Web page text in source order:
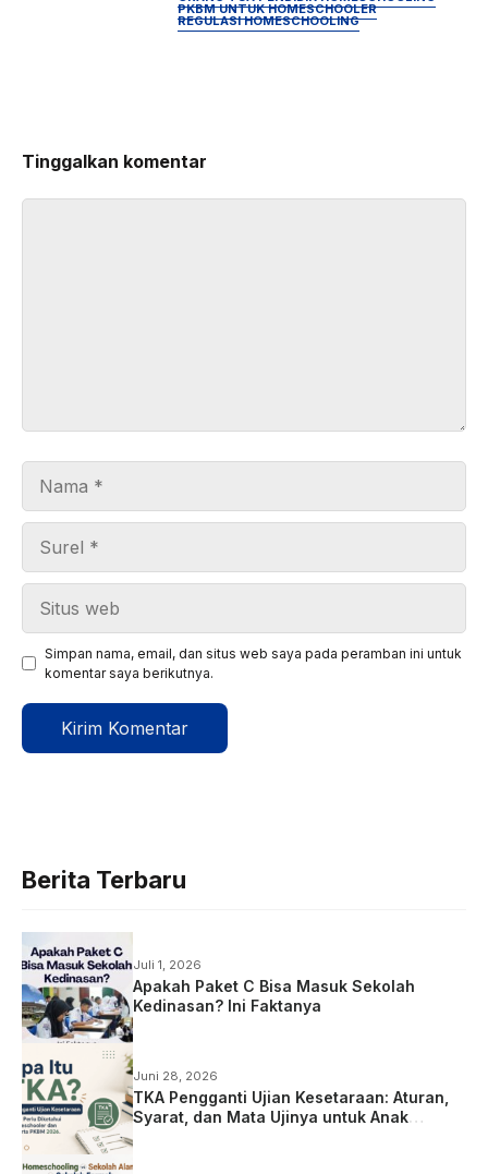
PKBM UNTUK HOMESCHOOLER
REGULASI HOMESCHOOLING
Tinggalkan komentar
Simpan nama, email, dan situs web saya pada peramban ini untuk
komentar saya berikutnya.
Berita Terbaru
Juli 1, 2026
Apakah Paket C Bisa Masuk Sekolah
Kedinasan? Ini Faktanya
Juni 28, 2026
TKA Pengganti Ujian Kesetaraan: Aturan,
Syarat, dan Mata Ujinya untuk Anak